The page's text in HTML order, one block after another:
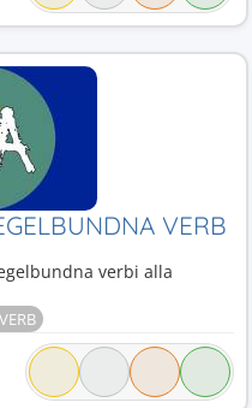
VERB
verbi alla